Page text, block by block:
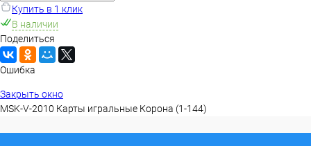
Купить в 1 клик
В наличии
Поделиться
Ошибка
Закрыть окно
MSK-V-2010 Карты игральные Корона (1-144)